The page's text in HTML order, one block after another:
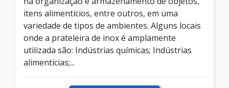
itens alimentícios, entre outros, em uma
variedade de tipos de ambientes. Alguns locais
onde a prateleira de inox é amplamente
utilizada são: Indústrias químicas; Indústrias
alimentícias;...